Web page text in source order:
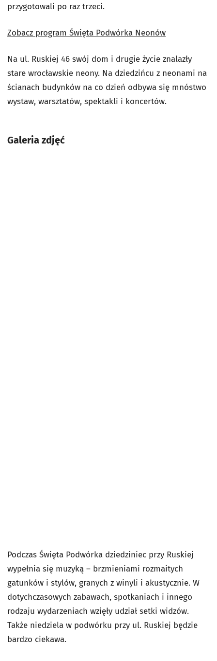
przygotowali po raz trzeci.
Zobacz program Święta Podwórka Neonów
Na ul. Ruskiej 46 swój dom i drugie życie znalazły
stare wrocławskie neony. Na dziedzińcu z neonami na
ścianach budynków na co dzień odbywa się mnóstwo
wystaw, warsztatów, spektakli i koncertów.
Galeria zdjęć
Podczas Święta Podwórka dziedziniec przy Ruskiej
wypełnia się muzyką – brzmieniami rozmaitych
gatunków i stylów, granych z winyli i akustycznie. W
dotychczasowych zabawach, spotkaniach i innego
rodzaju wydarzeniach wzięły udział setki widzów.
Także niedziela w podwórku przy ul. Ruskiej będzie
bardzo ciekawa.